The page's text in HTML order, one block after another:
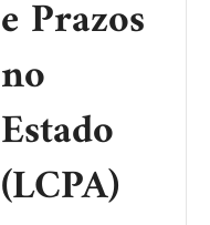
e Prazos
no
Estado
(LCPA)